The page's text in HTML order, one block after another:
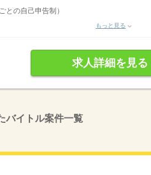
との自己申告制）
もっと見る
求人詳細を見る
バイトル案件一覧